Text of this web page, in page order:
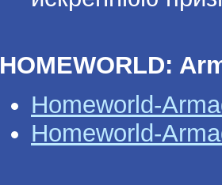
HOMEWORLD:
Homeworld-
Homeworld-